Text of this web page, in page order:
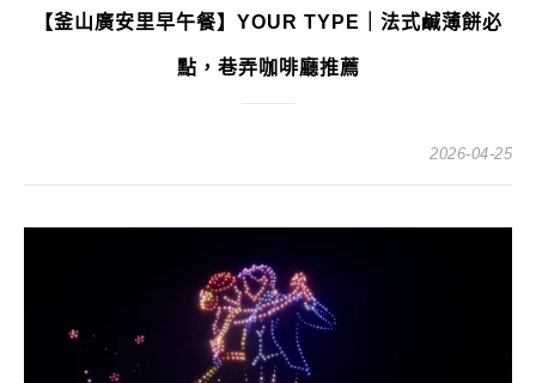
【釜山廣安里早午餐】YOUR TYPE｜法式鹹薄餅必
點，巷弄咖啡廳推薦
2026-04-25